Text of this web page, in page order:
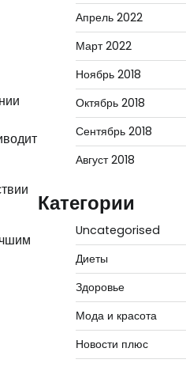
Апрель 2022
Март 2022
Ноябрь 2018
Октябрь 2018
Сентябрь 2018
Август 2018
Категории
Uncategorised
Диеты
Здоровье
Мода и красота
Новости плюс